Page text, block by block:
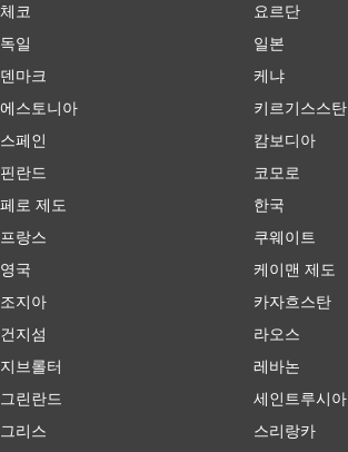
체코
독일
덴마크
에스토니아
스페인
핀란드
페로 제도
프랑스
영국
조지아
건지섬
지브롤터
그린란드
그리스
요르단
일본
케냐
키르기스스탄
캄보디아
코모로
한국
쿠웨이트
케이맨 제도
카자흐스탄
라오스
레바논
세인트루시아
스리랑카